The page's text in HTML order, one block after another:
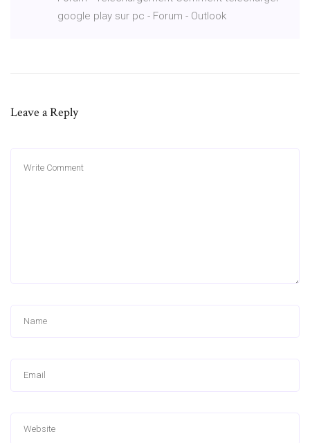
google play sur pc - Forum - Outlook
Leave a Reply